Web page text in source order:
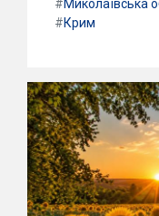
#Миколаївська
#Крим